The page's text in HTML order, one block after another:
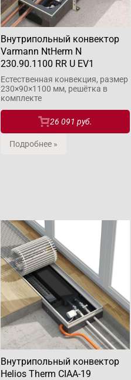
Внутрипольный конвектор
Varmann NtHerm N
230.90.1100 RR U EV1
Естественная конвекция, размер
230×90×1100 мм, решётка в
комплекте
26 091 руб.
Подробнее »
Внутрипольный конвектор
Helios Therm CIAA-19